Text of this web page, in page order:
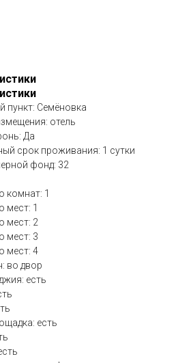
пункт: Семёновка
отель
Да
срок проживания: 1 сутки
фонд: 32
комнат: 1
мест: 1
мест: 2
мест: 3
мест: 4
во двор
есть
есть